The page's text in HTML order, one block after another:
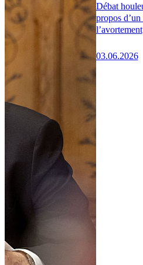
Débat
propos
l’avortement
03.06.2026